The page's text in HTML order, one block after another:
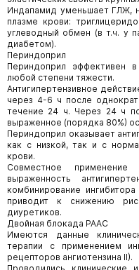
Индапамид уменьшает ГЛЖ,
плазме крови:
углеводный обмен (в т.ч. у
диабетом).
Периндоприл
Периндоприл эффективен в
любой степени тяжести.
Антигипертензивное
через 4-6 ч после
течение 24 ч. Через 24 ч
выраженное (порядка 80%)
Периндоприл оказывает
как с низкой, так и с
крови.
Совместное применение
выраженность
комбинирование
приводит к снижению
диуретиков.
Двойная блокада РААС
Имеются данные
терапии с применением
рецепторов ангиотензина II).